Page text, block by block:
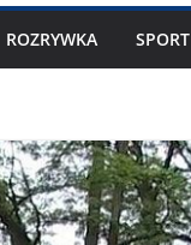
ROZRYWKA SPORT